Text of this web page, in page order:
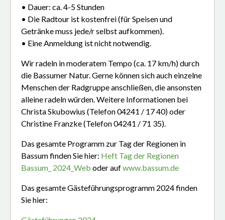
• Dauer: ca. 4-5 Stunden
• Die Radtour ist kostenfrei (für Speisen und
Getränke muss jede/r selbst aufkommen).
• Eine Anmeldung ist nicht notwendig.
Wir radeln in moderatem Tempo (ca. 17 km/h) durch
die Bassumer Natur. Gerne können sich auch einzelne
Menschen der Radgruppe anschließen, die ansonsten
alleine radeln würden. Weitere Informationen bei
Christa Skubowius (Telefon 04241 / 17 40) oder
Christine Franzke (Telefon 04241 / 71 35).
Das gesamte Programm zur Tag der Regionen in
Bassum finden Sie hier: Heft Tag der Regionen
Bassum_ 2024_Web oder aufwww.bassum.de
Das gesamte Gästeführungsprogramm 2024 finden
Sie hier: